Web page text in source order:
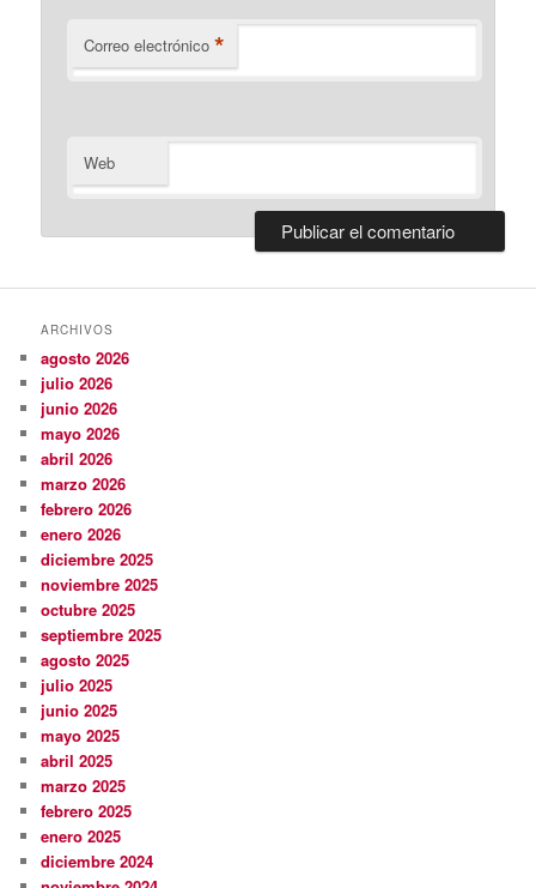
Correo electrónico *
Web
ARCHIVOS
agosto 2026
julio 2026
junio 2026
mayo 2026
abril 2026
marzo 2026
febrero 2026
enero 2026
diciembre 2025
noviembre 2025
octubre 2025
septiembre 2025
agosto 2025
julio 2025
junio 2025
mayo 2025
abril 2025
marzo 2025
febrero 2025
enero 2025
diciembre 2024